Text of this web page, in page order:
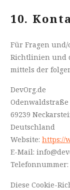
10.
Für Fragen
Richtlinien und
mittels der
DevOrg.de
Odenwaldstraße
69239
Deutschland
Website: https://
E-Mail: info@
Telefonnummer:
Diese Cookie-